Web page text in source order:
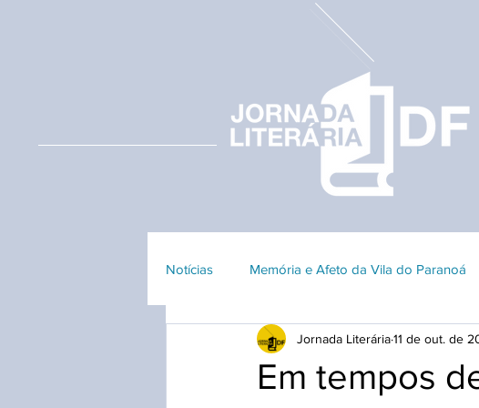
Notícias Memória e Afeto da Vila do Paranoá
Edição 2023 Edição 2018 Galeria
Em tempos
Jornada Literária11 de out. de